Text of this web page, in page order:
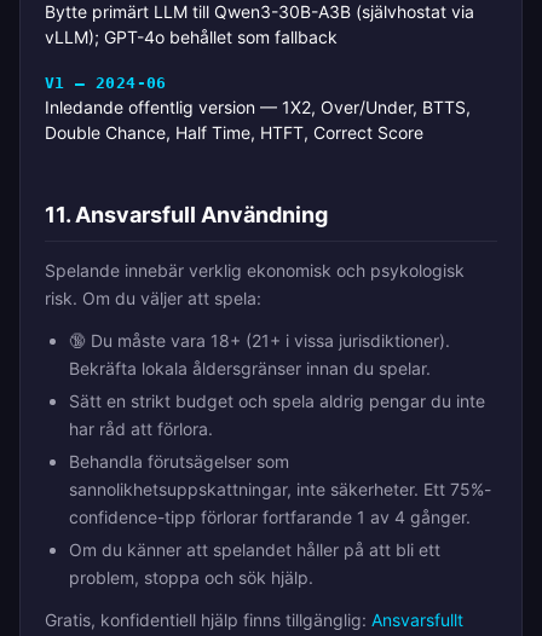
Bytte primärt LLM till Qwen3-30B-A3B (självhostat via
vLLM); GPT-4o behållet som fallback
V1 — 2024-06
Inledande offentlig version — 1X2, Over/Under, BTTS,
Double Chance, Half Time, HTFT, Correct Score
11. Ansvarsfull Användning
Spelande innebär verklig ekonomisk och psykologisk
risk. Om du väljer att spela:
🔞 Du måste vara 18+ (21+ i vissa jurisdiktioner).
Bekräfta lokala åldersgränser innan du spelar.
Sätt en strikt budget och spela aldrig pengar du inte
har råd att förlora.
Behandla förutsägelser som
sannolikhetsuppskattningar, inte säkerheter. Ett 75%-
confidence-tipp förlorar fortfarande 1 av 4 gånger.
Om du känner att spelandet håller på att bli ett
problem, stoppa och sök hjälp.
Gratis, konfidentiell hjälp finns tillgänglig: Ansvarsfullt